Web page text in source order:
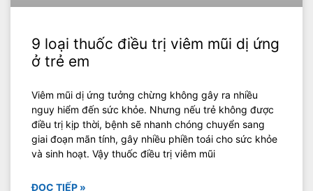
9 loại thuốc điều trị viêm mũi dị ứng
ở trẻ em
Viêm mũi dị ứng tưởng chừng không gây ra nhiều
nguy hiểm đến sức khỏe. Nhưng nếu trẻ không được
điều trị kịp thời, bệnh sẽ nhanh chóng chuyển sang
giai đoạn mãn tính, gây nhiều phiền toái cho sức khỏe
và sinh hoạt. Vậy thuốc điều trị viêm mũi
ĐỌC TIẾP »